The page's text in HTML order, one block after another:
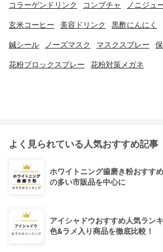
コラーゲンドリンク コンブチャ ノニジュ
玄米コーヒー 美容ドリンク 黒酢にんにく
鍼シール ノーズマスク マスクスプレー
花粉ブロックスプレー 花粉対策メガネ
よく見られている人気おすすめ記事
ホワイトニング歯磨き粉おすす
の多い市販品を中心に
アイシャドウおすすめ人気ラン
色&ラメ入り商品を徹底比較！